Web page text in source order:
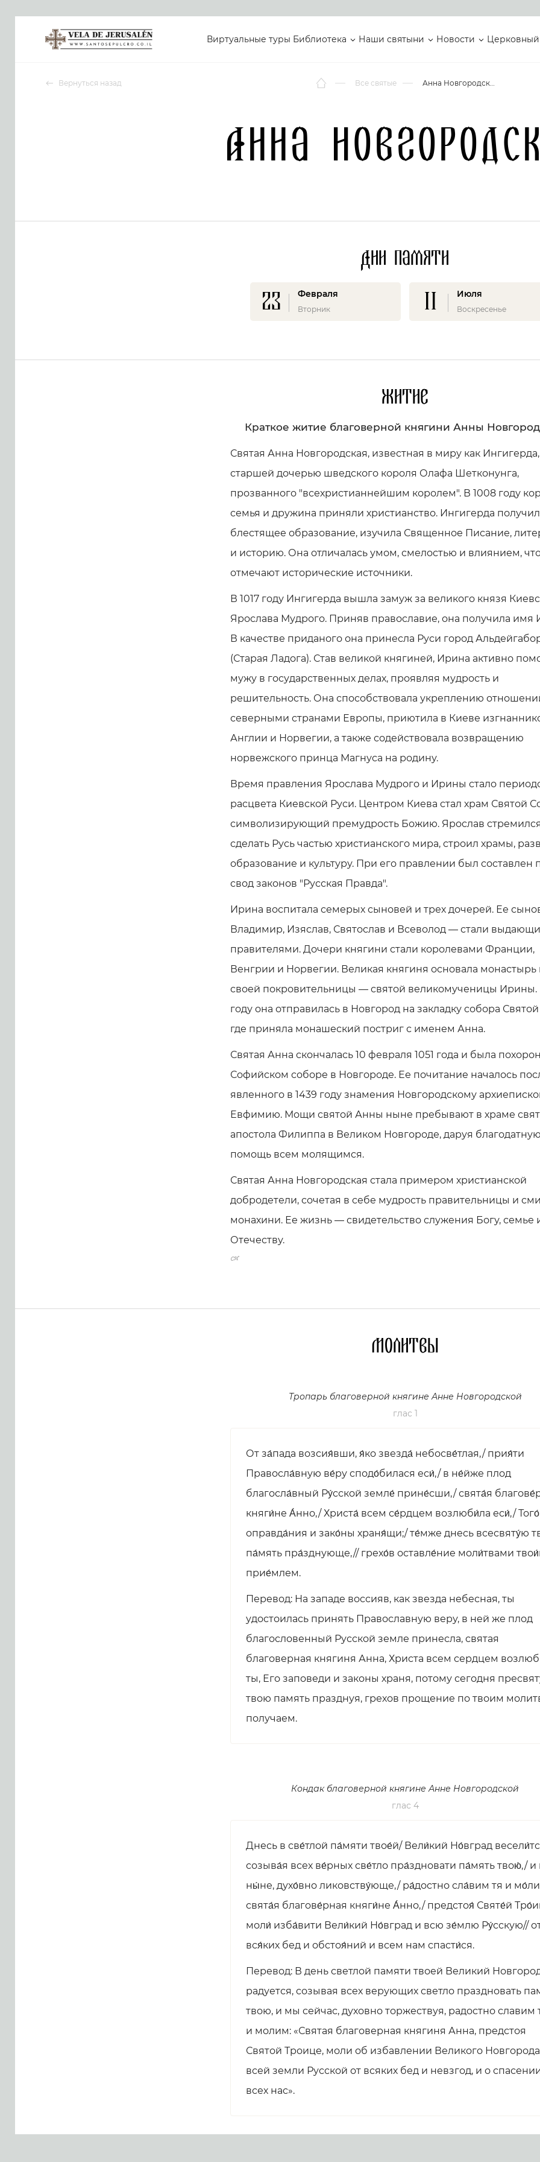
Виртуальные туры Библиотека Наши святыни Новости Церковный
Вернуться назад Все святые Анна Новгородская
Анна
Дни памяти
23 Февраля
Вторник 11 Июля
Воскресенье
Житие
Краткое житие благоверной княгини Анны
Святая Анна Новгородская, известная в миру как
старшей дочерью шведского короля Олафа Шетконунга,
прозванного "всехристианнейшим королем". В 1008 году
семья и дружина приняли христианство. Ингигерда
блестящее образование, изучила Священное Писание,
и историю. Она отличалась умом, смелостью и влиянием,
отмечают исторические источники.
В 1017 году Ингигерда вышла замуж за великого князя
Ярослава Мудрого. Приняв православие, она получила имя
В качестве приданого она принесла Руси город
(Старая Ладога). Став великой княгиней, Ирина активно
мужу в государственных делах, проявляя мудрость и
решительность. Она способствовала укреплению
северными странами Европы, приютила в Киеве
Англии и Норвегии, а также содействовала возвращению
норвежского принца Магнуса на родину.
Время правления Ярослава Мудрого и Ирины стало
расцвета Киевской Руси. Центром Киева стал храм Святой
символизирующий премудрость Божию. Ярослав стремился
сделать Русь частью христианского мира, строил храмы,
образование и культуру. При его правлении был составлен
свод законов "Русская Правда".
Ирина воспитала семерых сыновей и трех дочерей. Ее
Владимир, Изяслав, Святослав и Всеволод — стали
правителями. Дочери княгини стали королевами Франции,
Венгрии и Норвегии. Великая княгиня основала монастырь
своей покровительницы — святой великомученицы Ирины.
году она отправилась в Новгород на закладку собора
где приняла монашеский постриг с именем Анна.
Святая Анна скончалась 10 февраля 1051 года и была
Софийском соборе в Новгороде. Ее почитание началось
явленного в 1439 году знамения Новгородскому
Евфимию. Мощи святой Анны ныне пребывают в храме
апостола Филиппа в Великом Новгороде, даруя благодатную
помощь всем молящимся.
Святая Анна Новгородская стала примером христианской
добродетели, сочетая в себе мудрость правительницы и
монахини. Ее жизнь — свидетельство служения Богу, семье
Отечеству.
Молитвы
Тропарь благоверной княгине Анне Новгородской
глас 1
От за́пада возсия́вши, я́ко звезда́ небосве́тлая,/ прия́ти
Правосла́вную ве́ру сподо́билася еси́,/ в не́йже плод
благосла́вный Ру́сской земле́ прине́сши,/ свята́я
княги́не А́нно,/ Христа́ всем се́рдцем возлюби́ла еси́,/ Того́
оправда́ния и зако́ны храня́щи;/ те́мже днесь всесвяту́ю
па́мять пра́зднующе,// грехо́в оставле́ние моли́твами
прие́млем.
Перевод: На западе воссияв, как звезда небесная, ты
удостоилась принять Православную веру, в ней же плод
благословенный Русской земле принесла, святая
благоверная княгиня Анна, Христа всем сердцем
ты, Его заповеди и законы храня, потому сегодня
твою память празднуя, грехов прощение по твоим
получаем.
Кондак благоверной княгине Анне Новгородской
глас 4
Днесь в све́тлой па́мяти твое́й/ Вели́кий Но́вград
созыва́я всех ве́рных све́тло пра́здновати па́мять твою́,/
ны́не, духо́вно ликовству́юще,/ ра́достно сла́вим тя и
свята́я благове́рная княги́не А́нно,/ предстоя́ Святе́й
моли́ изба́вити Вели́кий Но́вград и всю зе́млю Ру́сскую//
вся́ких бед и обстоя́ний и всем нам спасти́ся.
Перевод: В день светлой памяти твоей Великий
радуется, созывая всех верующих светло праздновать
твою, и мы сейчас, духовно торжествуя, радостно славим
и молим: «Святая благоверная княгиня Анна, предстоя
Святой Троице, моли об избавлении Великого
всей земли Русской от всяких бед и невзгод, и о
всех нас».